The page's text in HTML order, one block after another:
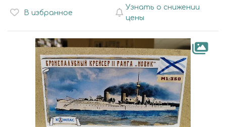
В избранное
Узнать о снижении
цены